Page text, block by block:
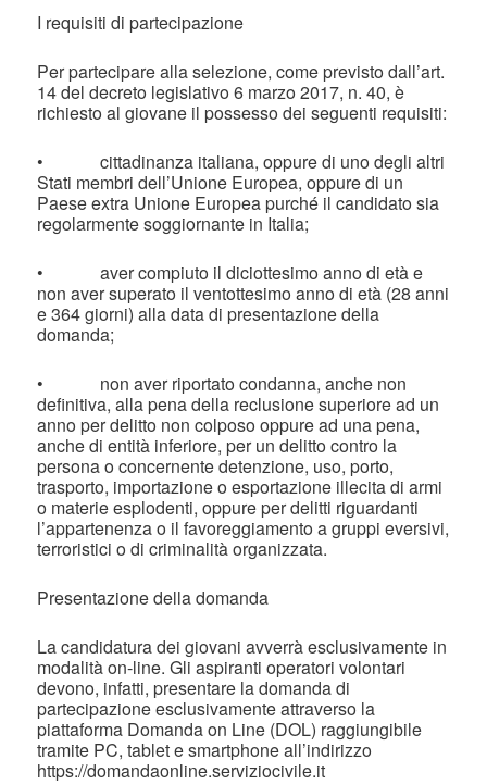
I requisiti di partecipazione
Per partecipare alla selezione, come previsto dall’art.
14 del decreto legislativo 6 marzo 2017, n. 40, è
richiesto al giovane il possesso dei seguenti requisiti:
• cittadinanza italiana, oppure di uno degli altri
Stati membri dell’Unione Europea, oppure di un
Paese extra Unione Europea purché il candidato sia
regolarmente soggiornante in Italia;
• aver compiuto il diciottesimo anno di età e
non aver superato il ventottesimo anno di età (28 anni
e 364 giorni) alla data di presentazione della
domanda;
• non aver riportato condanna, anche non
definitiva, alla pena della reclusione superiore ad un
anno per delitto non colposo oppure ad una pena,
anche di entità inferiore, per un delitto contro la
persona o concernente detenzione, uso, porto,
trasporto, importazione o esportazione illecita di armi
o materie esplodenti, oppure per delitti riguardanti
l’appartenenza o il favoreggiamento a gruppi eversivi,
terroristici o di criminalità organizzata.
Presentazione della domanda
La candidatura dei giovani avverrà esclusivamente in
modalità on-line. Gli aspiranti operatori volontari
devono, infatti, presentare la domanda di
partecipazione esclusivamente attraverso la
piattaforma Domanda on Line (DOL) raggiungibile
tramite PC, tablet e smartphone all’indirizzo
https://domandaonline.serviziocivile.it